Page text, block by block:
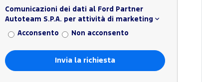
Comunicazioni dei dati al Ford Partner
Autoteam S.P.A. per attività di marketing
Acconsento Non acconsento